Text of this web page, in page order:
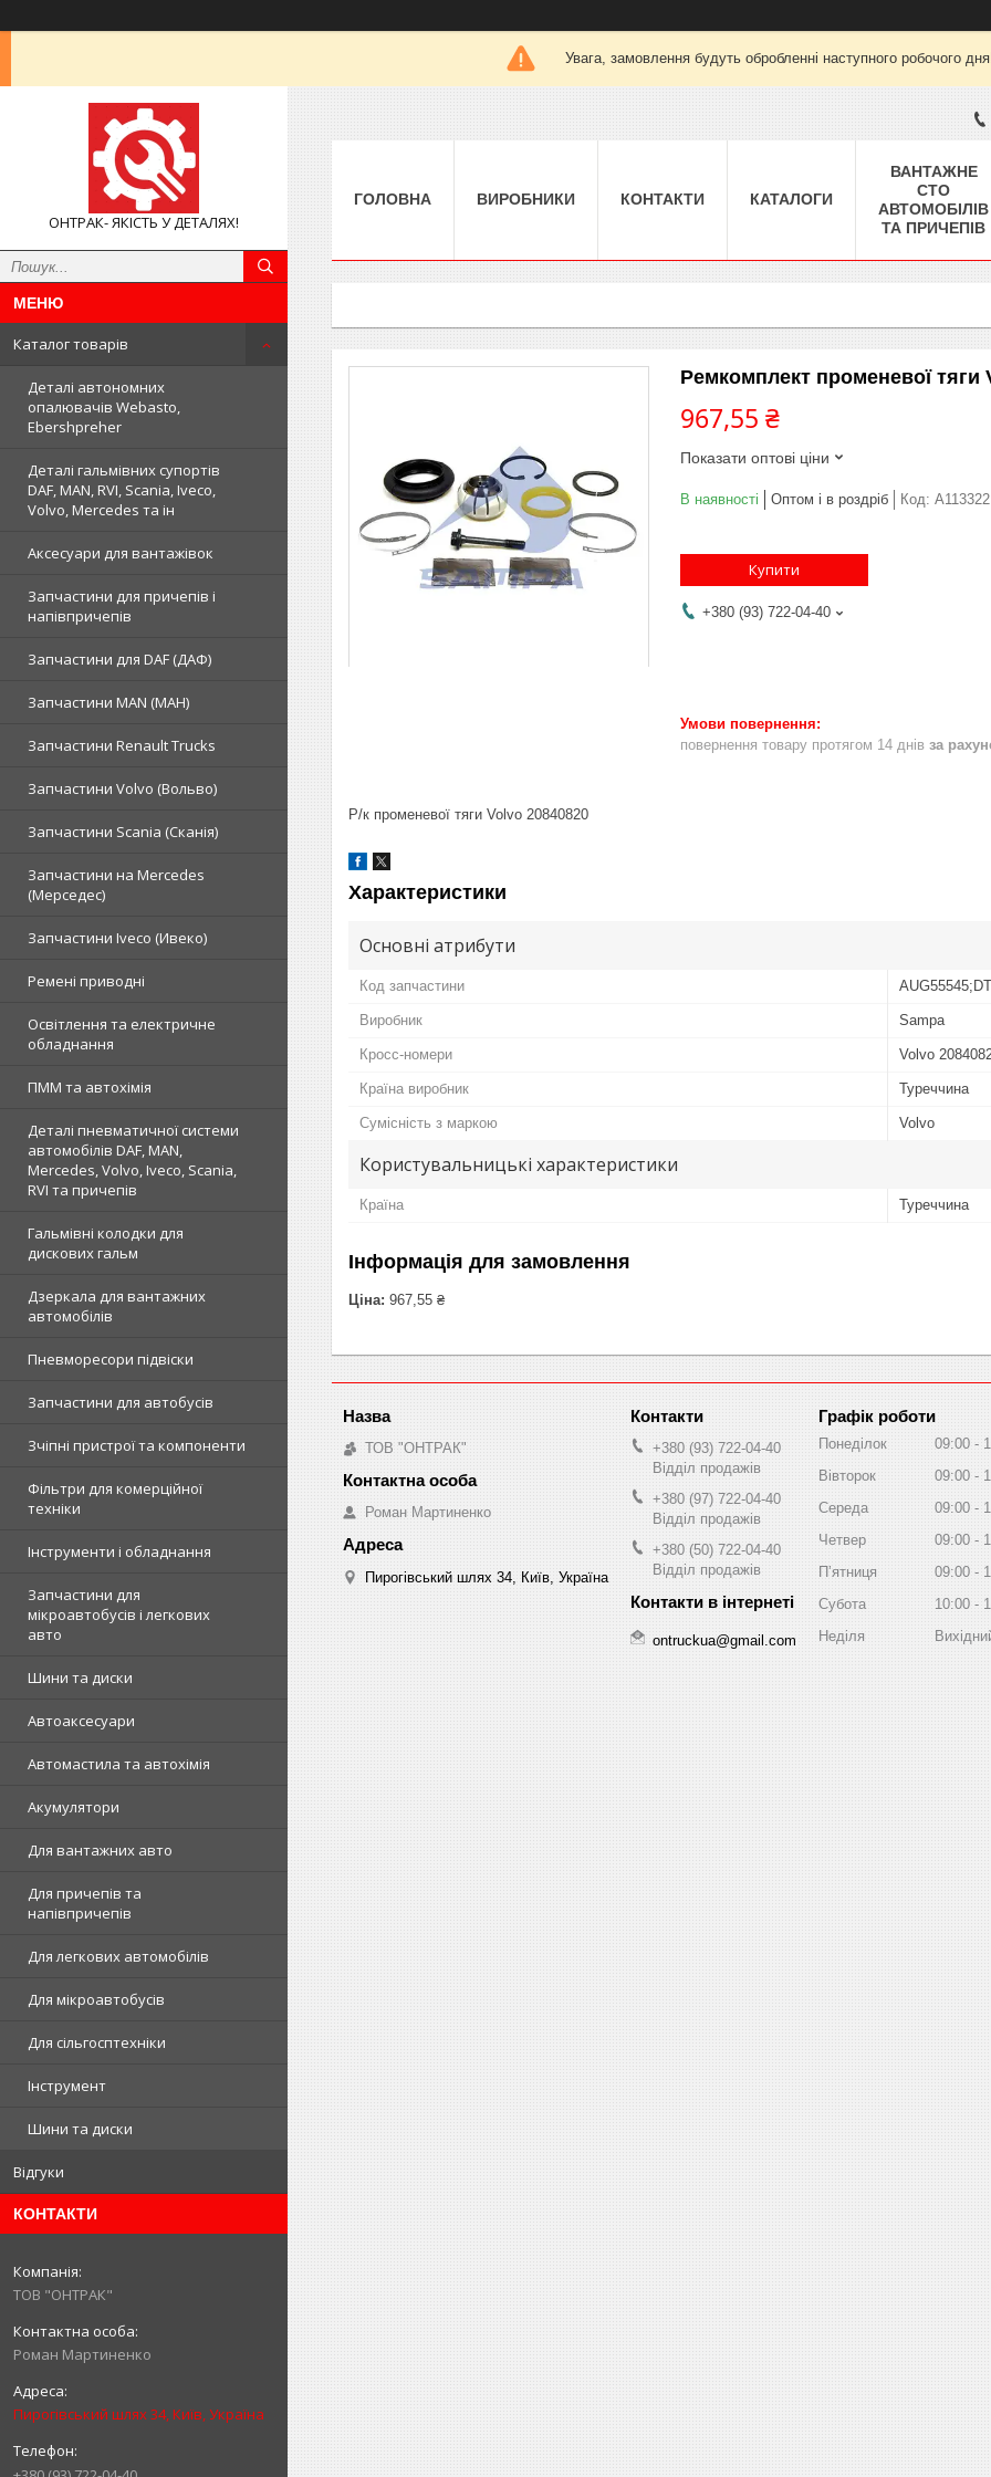
Увага, замовлення будуть обробленні наступного робочого
ОНТРАК- ЯКІСТЬ У ДЕТАЛЯХ!
Каталог товарів
Деталі автономних
опалювачів Webasto,
Ebershpreher
Деталі гальмівних супортів
DAF, MAN, RVI, Scania, Iveco,
Volvo, Mercedes та ін
Аксесуари для вантажівок
Запчастини для причепів і
напівпричепів
Запчастини для DAF (ДАФ)
Запчастини MAN (МАН)
Запчастини Renault Trucks
Запчастини Volvo (Вольво)
Запчастини Scania (Сканія)
Запчастини на Mercedes
(Мерседес)
Запчастини Iveco (Ивеко)
Ремені приводні
Освітлення та електричне
обладнання
ПММ та автохімія
Деталі пневматичної системи
автомобілів DAF, MAN,
Mercedes, Volvo, Iveco, Scania,
RVI та причепів
Гальмівні колодки для
дискових гальм
Дзеркала для вантажних
автомобілів
Пневморесори підвіски
Запчастини для автобусів
Зчіпні пристрої та компоненти
Фільтри для комерційної
техніки
Інструменти і обладнання
Запчастини для
мікроавтобусів і легкових
авто
Шини та диски
Автоаксесуари
Автомастила та автохімія
Акумулятори
Для вантажних авто
Для причепів та
напівпричепів
Для легкових автомобілів
Для мікроавтобусів
Для сільгосптехніки
Інструмент
Шини та диски
Відгуки
КОНТАКТИ
ТОВ "ОНТРАК"
Роман Мартиненко
Пирогівський шлях 34, Київ, Україна
ГОЛОВНА ВИРОБНИКИ КОНТАКТИ КАТАЛОГИ
ВАНТАЖНЕ
СТО
АВТОМОБІЛІВ
ТА ПРИЧЕПІВ
Ремкомплект променевої тяги
967,55 ₴
Показати оптові ціни
В наявності Оптом і в роздріб Код: A113322
Купити
+380 (93) 722-04-40
повернення товару протягом 14 днів за
Р/к променевої тяги Volvo 20840820
Характеристики
Основні атрибути
Код запчастини
Виробник Sampa
Кросс-номери Volvo
Країна виробник Туреччина
Сумісність з маркою Volvo
Користувальницькі характеристики
Країна Туреччина
Інформація для замовлення
Ціна: 967,55 ₴
ТОВ "ОНТРАК"
Роман Мартиненко
Пирогівський шлях 34, Київ, Україна
+380 (93) 722-04-40
Відділ продажів
+380 (97) 722-04-40
Відділ продажів
+380 (50) 722-04-40
Відділ продажів
ontruckua@gmail.com
Графік роботи
Понеділок 09:00
Вівторок
09:00
Середа
09:00
Четвер
09:00
Пʼятниця
09:00
Субота
10:00
Неділя